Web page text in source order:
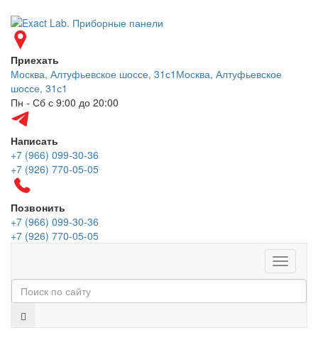
Приехать
Москва, Алтуфьевское шоссе, 31с1 Москва, Алтуфьевское
шоссе, 31с1
Пн - Сб с 9:00 до 20:00
Написать
+7 (966) 099-30-36
+7 (926) 770-05-05
Позвонить
+7 (966) 099-30-36
+7 (926) 770-05-05
Меню